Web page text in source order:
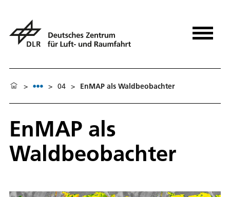
> > 04 > EnMAP als Waldbeobachter
EnMAP als
Waldbeobachter